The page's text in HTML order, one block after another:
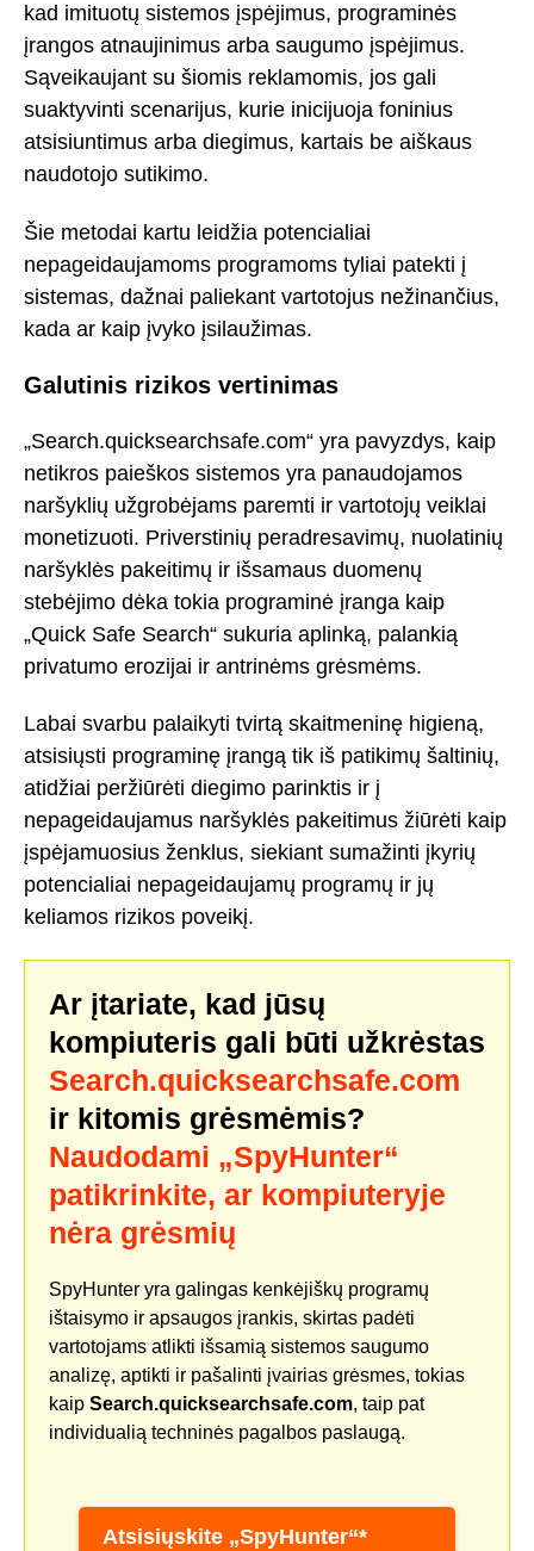
kad imituotų sistemos įspėjimus, programinės
įrangos atnaujinimus arba saugumo įspėjimus.
Sąveikaujant su šiomis reklamomis, jos gali
suaktyvinti scenarijus, kurie inicijuoja foninius
atsisiuntimus arba diegimus, kartais be aiškaus
naudotojo sutikimo.
Šie metodai kartu leidžia potencialiai
nepageidaujamoms programoms tyliai patekti į
sistemas, dažnai paliekant vartotojus nežinančius,
kada ar kaip įvyko įsilaužimas.
Galutinis rizikos vertinimas
„Search.quicksearchsafe.com“ yra pavyzdys, kaip
netikros paieškos sistemos yra panaudojamos
naršyklių užgrobėjams paremti ir vartotojų veiklai
monetizuoti. Priverstinių peradresavimų, nuolatinių
naršyklės pakeitimų ir išsamaus duomenų
stebėjimo dėka tokia programinė įranga kaip
„Quick Safe Search“ sukuria aplinką, palankią
privatumo erozijai ir antrinėms grėsmėms.
Labai svarbu palaikyti tvirtą skaitmeninę higieną,
atsisiųsti programinę įrangą tik iš patikimų šaltinių,
atidžiai peržiūrėti diegimo parinktis ir į
nepageidaujamus naršyklės pakeitimus žiūrėti kaip
įspėjamuosius ženklus, siekiant sumažinti įkyrių
potencialiai nepageidaujamų programų ir jų
keliamos rizikos poveikį.
Ar įtariate, kad jūsų
kompiuteris gali būti užkrėstas
Search.quicksearchsafe.com
ir kitomis grėsmėmis?
Naudodami „SpyHunter“
patikrinkite, ar kompiuteryje
nėra grėsmių
SpyHunter yra galingas kenkėjiškų programų
ištaisymo ir apsaugos įrankis, skirtas padėti
vartotojams atlikti išsamią sistemos saugumo
analizę, aptikti ir pašalinti įvairias grėsmes, tokias
kaip Search.quicksearchsafe.com, taip pat
individualią techninės pagalbos paslaugą.
Atsisiųskite „SpyHunter“*